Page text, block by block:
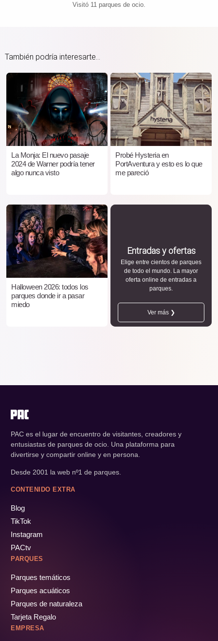
Visitó 11 parques de ocio.
También podría interesarte...
La Monja: El nuevo pasaje
2024 de Warner podría tener
algo nunca visto
Probé Hysteria en
PortAventura y esto es lo que
me pareció
Halloween 2026: todos los
parques donde ir a pasar
miedo
Entradas y ofertas
Elige entre cientos de parques
de todo el mundo. La mayor
oferta online de entradas a
parques.
Ver más ❯
PAC es el lugar de encuentro de visitantes, creadores y
entusiastas de parques de ocio. Una plataforma para
divertirse y compartir online y en persona.
Desde 2001 la web nº1 de parques.
CONTENIDO EXTRA
Blog
TikTok
Instagram
PACtv
PARQUES
Parques temáticos
Parques acuáticos
Parques de naturaleza
Tarjeta Regalo
EMPRESA